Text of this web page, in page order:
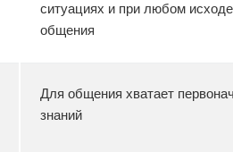
ситуациях и при любом исходе
общения
Для общения хватает
знаний